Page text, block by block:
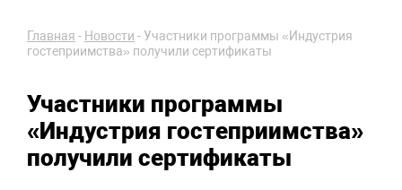
Главная - Новости - Участники программы «Индустрия
гостеприимства» получили сертификаты
Участники программы
«Индустрия гостеприимства»
получили сертификаты